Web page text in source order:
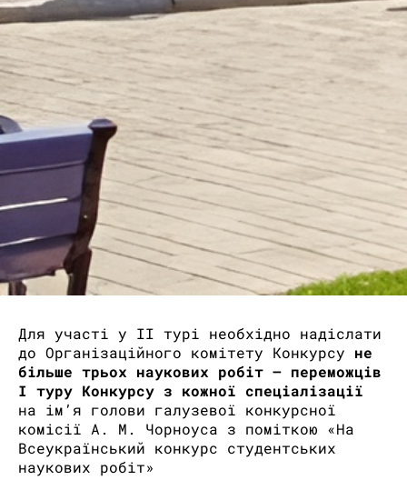
Для участі у ІІ турі необхідно надіслати
до Організаційного комітету Конкурсу не
більше трьох наукових робіт – переможців
І туру Конкурсу з кожної спеціалізації
на ім’я голови галузевої конкурсної
комісії А. М. Чорноуса з поміткою «На
Всеукраїнський конкурс студентських
наукових робіт»